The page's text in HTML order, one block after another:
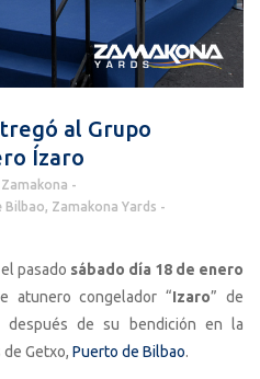
al Grupo
Ízaro
Bilbao
Zamakona Yards
pasado sábado día 18 de enero
atunero congelador “Izaro” de
después de su bendición en la
Getxo, Puerto de Bilbao.